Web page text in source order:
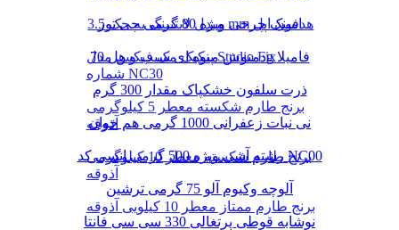
مبدل لایتنینگ به جک 3.5 mm هدفون اپل
پنکیک مک فیکس مدل Studio Fix
شماره NC30
برنج طارم شکسته معطر 5 کیلوگرمی
آذوقه
برنج طارم شکسته معطر 10 کیلوگرمی
آذوقه
برنج طارم ممتاز معطر 10 کیلویی آذوقه
اسنک چرخی ویژه 80 گرمی چی توز
دمنوش میوه ای سیب و هل 70g فامیلا
ذرت سلفون خشکپاک مقدار 300 گرم
نی نبات زعفرانی 1000 گرمی هم خوان
رشته آشی ویژه 500 گرمی انسی کد NC00
آلوچه وکیوم آلو 75 گرمی ترشین
نوشابه قوطی پرتغالی 330 سی سی فانتا